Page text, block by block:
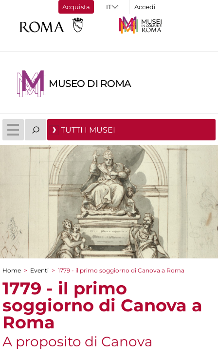
Acquista Accedi
MUSEO DI ROMA
TUTTI I MUSEI
Tu sei qui
Home > Eventi > 1779 - il primo soggiorno di Canova a Roma
1779 - il primo
soggiorno di Canova a
Roma
A proposito di Canova